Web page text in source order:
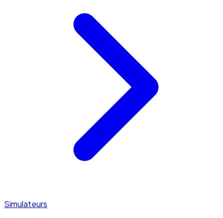
Simulateurs